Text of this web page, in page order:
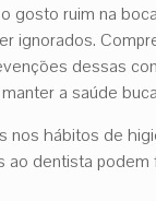
gosto ruim na
ignorados.
dessas
a saúde
nos hábitos de
ao dentista podem